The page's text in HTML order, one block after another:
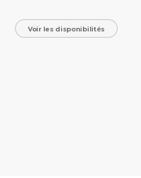
Voir les disponibilités